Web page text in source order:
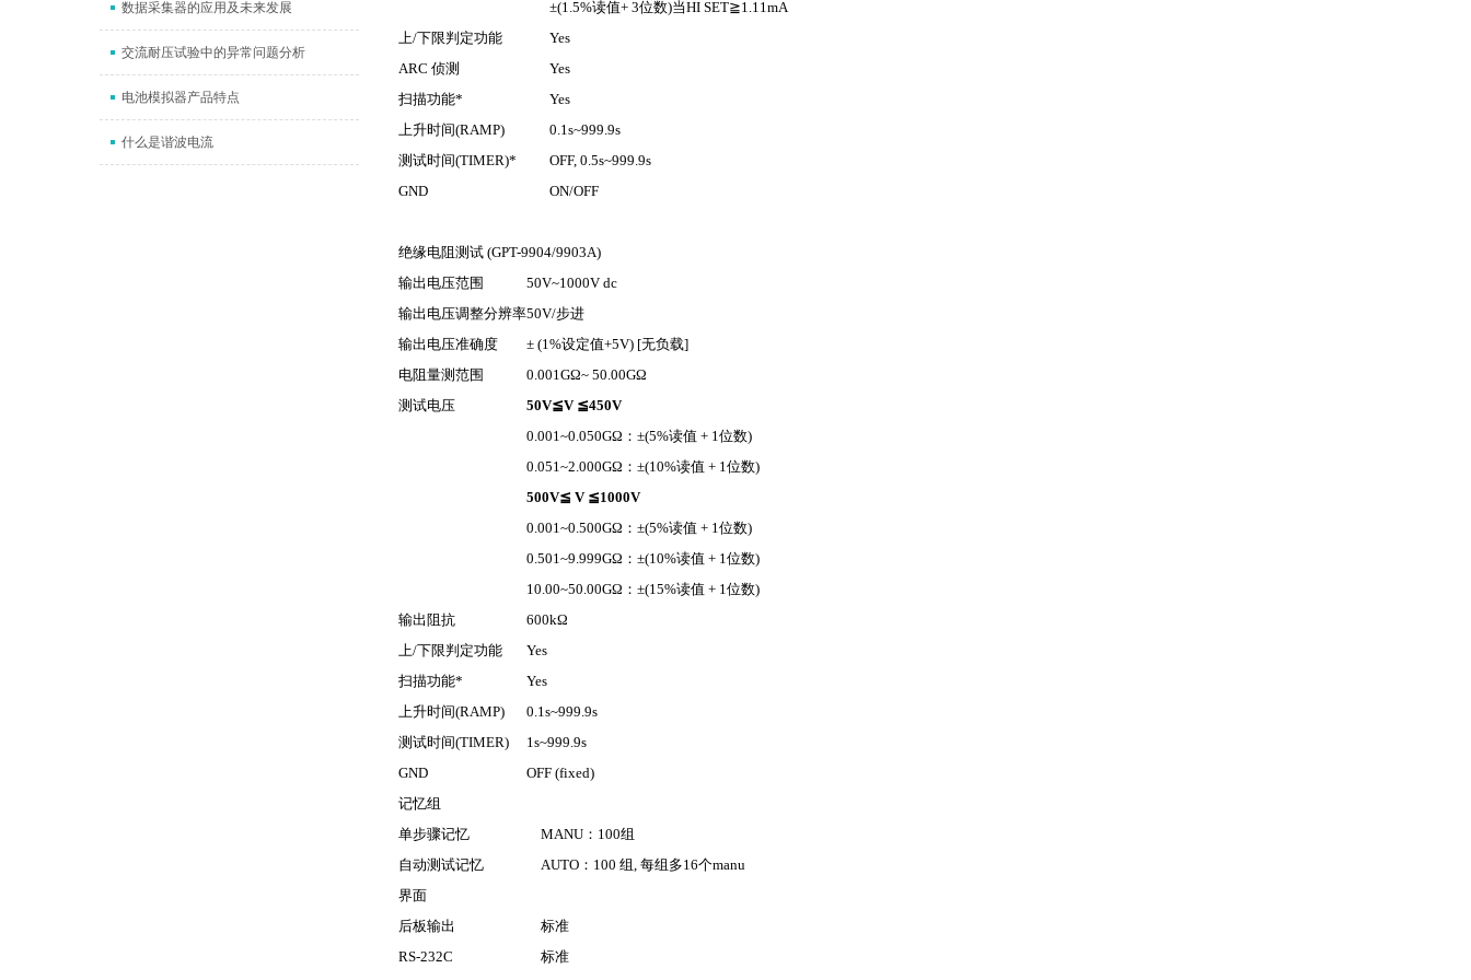
数据采集器的应用及未来发展
交流耐压试验中的异常问题分析
电池模拟器产品特点
什么是谐波电流
±(1.5%读值+ 3位数)当HI SET≧1.11mA
上/下限判定功能
Yes
ARC侦测
Yes
扫描功能*
Yes
上升时间(RAMP)
0.1s~999.9s
测试时间(TIMER)*
OFF, 0.5s~999.9s
GND
ON/OFF
绝缘电阻测试 (GPT-9904/9903A)
输出电压范围
50V~1000V dc
输出电压调整分辨率50V/步进
输出电压准确度
± (1%设定值+5V) [无负载]
电阻量测范围
0.001GΩ~ 50.00GΩ
测试电压
50V≦V ≦450V
0.001~0.050GΩ ：±(5%读值 + 1位数)
0.051~2.000GΩ ：±(10%读值 + 1位数)
500V≦ V ≦1000V
0.001~0.500GΩ ：±(5%读值 + 1位数)
0.501~9.999GΩ ：±(10%读值 + 1位数)
10.00~50.00GΩ ：±(15%读值 + 1位数)
输出阻抗
600kΩ
上/下限判定功能
Yes
扫描功能*
Yes
上升时间(RAMP)
0.1s~999.9s
测试时间(TIMER)
1s~999.9s
GND
OFF (fixed)
记忆组
单步骤记忆
MANU ： 100组
自动测试记忆
AUTO ： 100组,每组多16个manu
界面
后板输出
标准
RS-232C
标准